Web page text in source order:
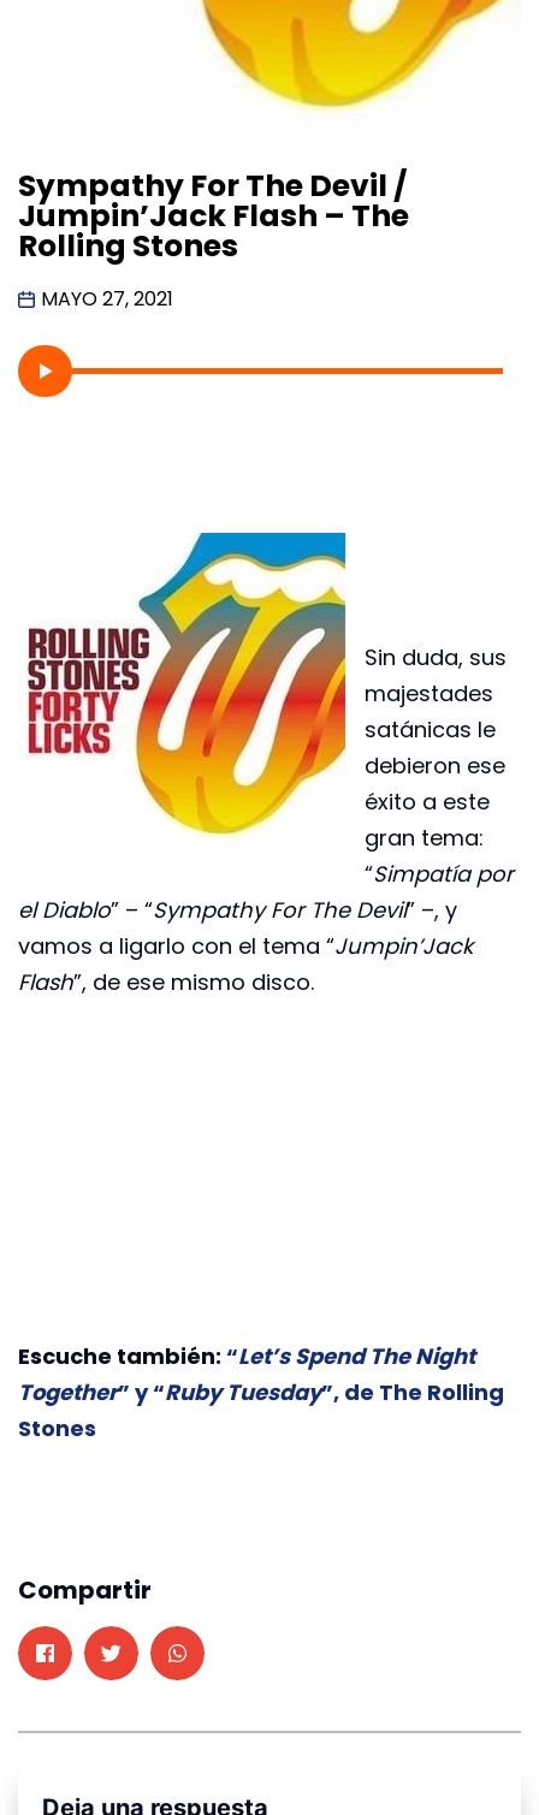
Sympathy For The Devil /
Jumpin’Jack Flash – The
Rolling Stones
MAYO 27, 2021
Sin duda, sus
majestades
satánicas le
debieron ese
éxito a este
gran tema:
“Simpatía por
el Diablo” – “Sympathy For The Devil” –, y
vamos a ligarlo con el tema “Jumpin’Jack
Flash”, de ese mismo disco.
Escuche también: “Let’s Spend The Night
Together” y “Ruby Tuesday”, de The Rolling
Stones
Compartir
Deja una respuesta